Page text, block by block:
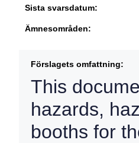
Sista svarsdatum:
Ämnesområden:
Förslagets omfattning:
This
hazards,
booths for